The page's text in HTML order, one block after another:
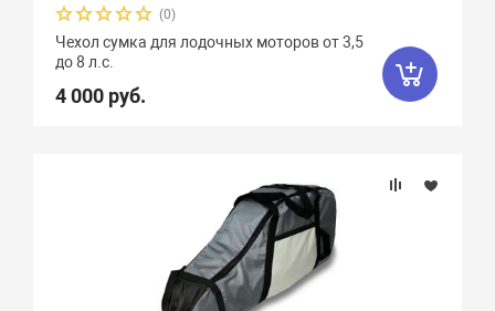
(0)
Чехол сумка для лодочных моторов от 3,5
до 8 л.с.
4 000 руб.